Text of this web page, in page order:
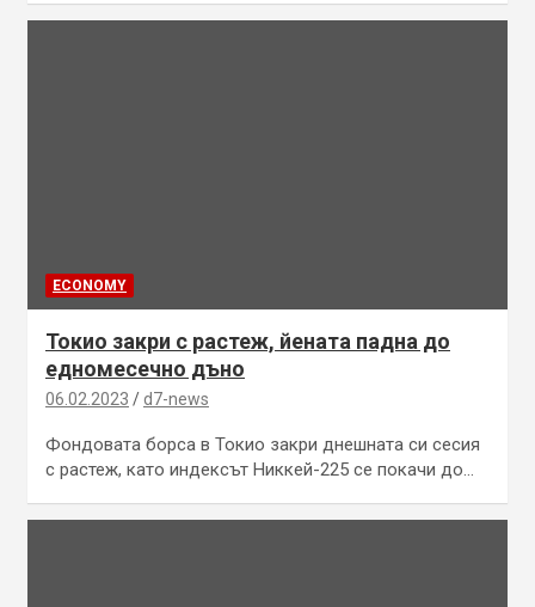
ECONOMY
Токио закри с растеж, йената падна до
едномесечно дъно
06.02.2023 d7-news
Фондовата борса в Токио закри днешната си сесия
с растеж, като индексът Никкей-225 се покачи до…